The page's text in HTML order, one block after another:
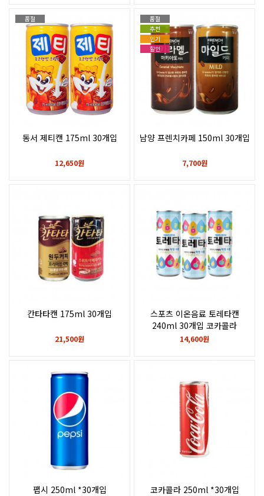
품절
동서 제티캔 175ml 30개입
12,650원
품절
추천
인기
할인
남양 프렌치카페 150ml 30개입
7,700원
칸타타캔 175ml 30개입
21,500원
스포츠 이온음료 토레타캔
240ml 30개입 코카콜라
14,600원
팹시 250ml *30개입 코카콜라 250ml *30개입